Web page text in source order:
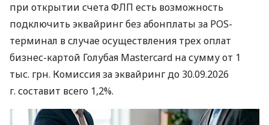
при открытии счета ФЛП есть возможность
подключить эквайринг без абонплаты за POS-
терминал в случае осуществления трех оплат
бизнес-картой Голубая Mastercard на сумму от 1
тыс. грн. Комиссия за эквайринг до 30.09.2026
г. составит всего 1,2%.